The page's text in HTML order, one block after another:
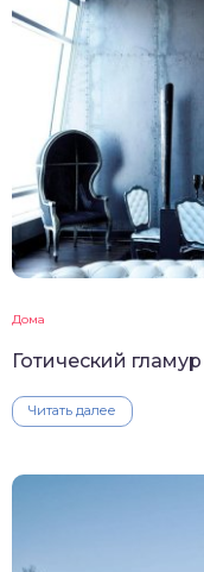
Дома
Готический
Читать далее